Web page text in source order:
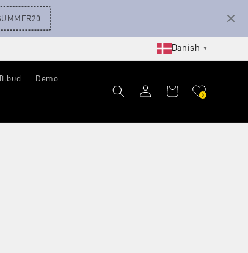
Danish ▼
Demo
ind
Indkøbskurv
0